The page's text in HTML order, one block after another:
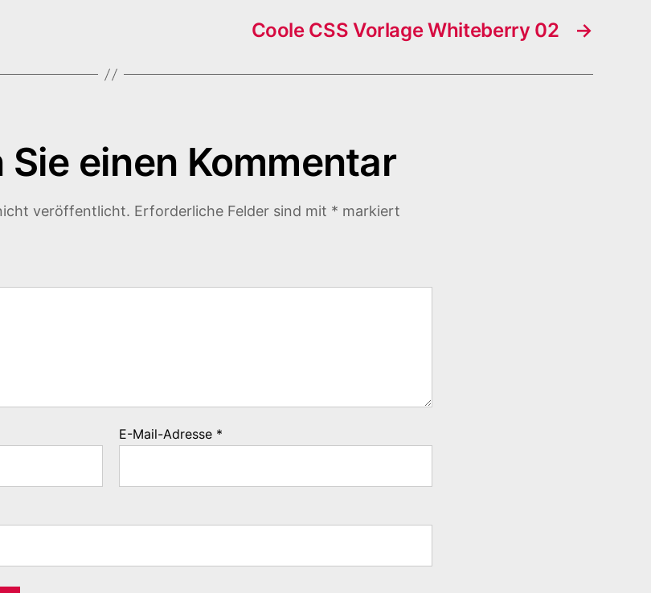
→
Coole CSS Vorlage Whiteberry 02
Sie einen Kommentar
veröffentlicht. Erforderliche Felder sind mit * markiert
E-Mail-Adresse *